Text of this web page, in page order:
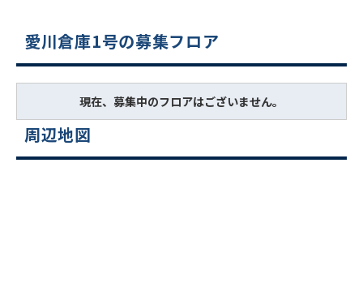
愛川倉庫1号の募集フロア
現在、募集中のフロアはございません。
周辺地図